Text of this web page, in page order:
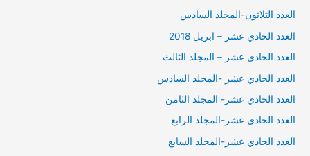
العدد الثلاثون-المجلد السادس
العدد الحادي عشر – ابريل 2018
العدد الحادي عشر – المجلد الثالث
العدد الحادي عشر -المجلد السادس
العدد الحادي عشر- المجلد الثامن
العدد الحادي عشر-المجلد الرابع
العدد الحادي عشر-المجلد السابع